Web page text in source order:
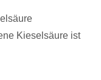
Kieselsäure ist